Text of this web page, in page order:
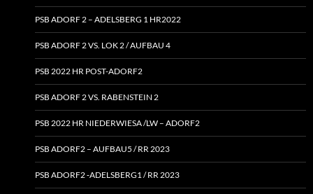
PSB ADORF 2 – ADELSBERG 1 HR2022
PSB ADORF 2 VS. LOK 2 / AUFBAU 4
PSB 2022 HR POST-ADORF2
PSB ADORF 2 VS. RABENSTEIN 2
PSB 2022 HR NIEDERWIESA /LW – ADORF2
PSB ADORF2 – AUFBAU5 / RR 2023
PSB ADORF2 ‑ADELSBERG1 / RR 2023